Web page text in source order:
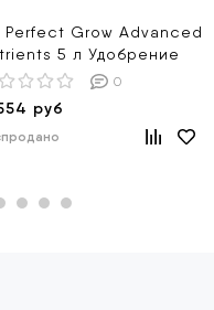
Perfect Grow Advanced
5 л Удобрение
0
руб